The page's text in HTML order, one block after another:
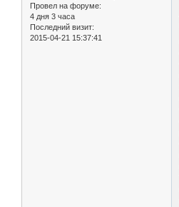
Провел на форуме:
4 дня 3 часа
Последний визит:
2015-04-21 15:37:41